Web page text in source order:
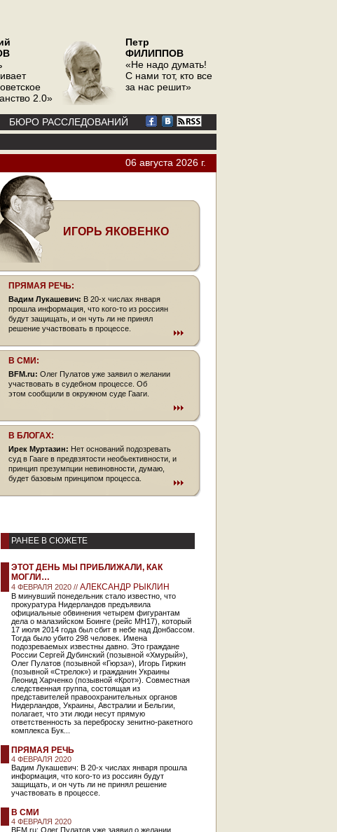
2.0»
Петр
ФИЛИППОВ
«Не надо думать!
С нами тот, кто все
за нас решит»
БЮРО РАССЛЕДОВАНИЙ
06 августа 2026 г.
ИГОРЬ ЯКОВЕНКО
ПРЯМАЯ РЕЧЬ:
Вадим Лукашевич: В 20-х числах января
прошла информация, что кого-то из россиян
будут защищать, и он чуть ли не принял
решение участвовать в процессе.
В СМИ:
BFM.ru: Олег Пулатов уже заявил о желании
участвовать в судебном процессе. Об
этом сообщили в окружном суде Гааги.
В БЛОГАХ:
Ирек Муртазин: Нет оснований подозревать
суд в Гааге в предвзятости необьективности, и
принцип презумпции невиновности, думаю,
будет базовым принципом процесса.
РАНЕЕ В СЮЖЕТЕ
ЭТОТ ДЕНЬ МЫ ПРИБЛИЖАЛИ, КАК
МОГЛИ…
4 ФЕВРАЛЯ 2020 // АЛЕКСАНДР РЫКЛИН
В минувший понедельник стало известно, что
прокуратура Нидерландов предъявила
официальные обвинения четырем фигурантам
дела о малазийском Боинге (рейс MH17), который
17 июля 2014 года был сбит в небе над Донбассом.
Тогда было убито 298 человек. Имена
подозреваемых известны давно. Это граждане
России Сергей Дубинский (позывной «Хмурый»),
Олег Пулатов (позывной «Гюрза»), Игорь Гиркин
(позывной «Стрелок») и гражданин Украины
Леонид Харченко (позывной «Крот»). Совместная
следственная группа, состоящая из
представителей правоохранительных органов
Нидерландов, Украины, Австралии и Бельгии,
полагает, что эти люди несут прямую
ответственность за переброску зенитно-ракетного
комплекса Бук...
ПРЯМАЯ РЕЧЬ
4 ФЕВРАЛЯ 2020
Вадим Лукашевич: В 20-х числах января прошла
информация, что кого-то из россиян будут
защищать, и он чуть ли не принял решение
участвовать в процессе.
В СМИ
4 ФЕВРАЛЯ 2020
BFM.ru: Олег Пулатов уже заявил о желании